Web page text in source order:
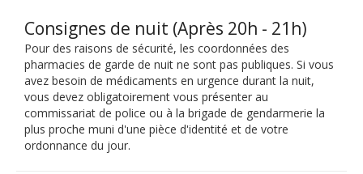
Consignes de nuit (Après 20h - 21h)
Pour des raisons de sécurité, les coordonnées des
pharmacies de garde de nuit ne sont pas publiques. Si vous
avez besoin de médicaments en urgence durant la nuit,
vous devez obligatoirement vous présenter au
commissariat de police ou à la brigade de gendarmerie la
plus proche muni d'une pièce d'identité et de votre
ordonnance du jour.